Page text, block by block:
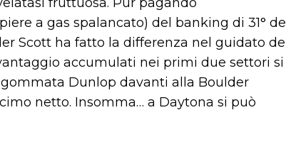
a gas spalancato) del banking di 31° del
Scott ha fatto la differenza nel guidato del
accumulati nei primi due settori si
Dunlop davanti alla Boulder
netto. Insomma… a Daytona si può